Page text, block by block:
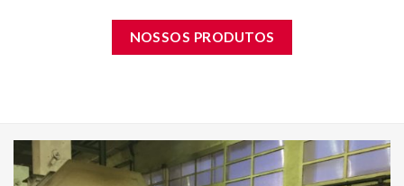
NOSSOS PRODUTOS